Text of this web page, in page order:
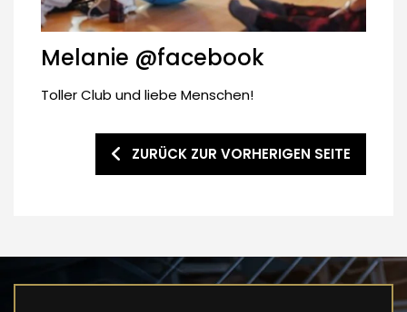
Melanie @facebook
Toller Club und liebe Menschen!
ZURÜCK ZUR VORHERIGEN SEITE